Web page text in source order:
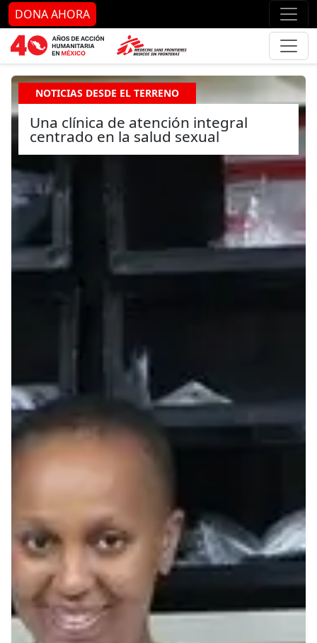
Ir al contenido principal Ir
DONA AHORA
NOTICIAS DESDE EL TERRENO
Una clínica de atención integral
centrado en la salud sexual